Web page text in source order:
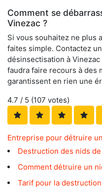
Comment se
Vinezac ?
Si vous souhaitez ne plus
faites simple. Contactez
désinsectisation à
faudra faire recours à des
garantissent en rien une
4.7 / 5 (107 votes)
Entreprise pour détruire
Destruction des nids
Comment détruire un
Tarif pour la